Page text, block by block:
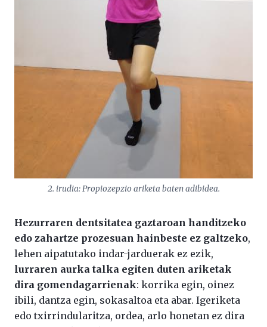
2. irudia: Propiozepzio ariketa baten adibidea.
Hezurraren dentsitatea gaztaroan handitzeko
edo zahartze prozesuan hainbeste ez galtzeko,
lehen aipatutako indar-jarduerak ez ezik,
lurraren aurka talka egiten duten ariketak
dira gomendagarrienak: korrika egin, oinez
ibili, dantza egin, sokasaltoa eta abar. Igeriketa
edo txirrindularitza, ordea, arlo honetan ez dira